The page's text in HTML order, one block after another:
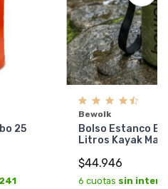
25
Bewolk
Bolso Estanco
Litros Kayak
$44.946
6 cuotas sin